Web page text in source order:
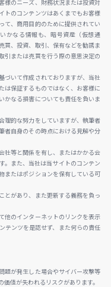
様のニーズ、財務状況または投資対
トのコンテンツはあくまでもお客様
て、商用目的のために提供されてい
かなる情報も、暗号資産（仮想通
買、投資、取引、保有などを勧誘ま
引または売買を行う際の意思決定の
づいて作成されておりますが、当社
は保証するものではなく、お客様に
かなる損害についても責任を負いま
理的な努力をしていますが、執筆者
者自身のその時点における見解や分
社等と関係を有し、またはかかる会
。また、当社は当サイトのコンテン
またはポジションを保有している可
とがあり、また更新する義務を負っ
他のインターネットのリンクを表示
テンツを是認せず、また何らの責任
題が発生した場合やサイバー攻撃等
値が失われるリスクがあります。